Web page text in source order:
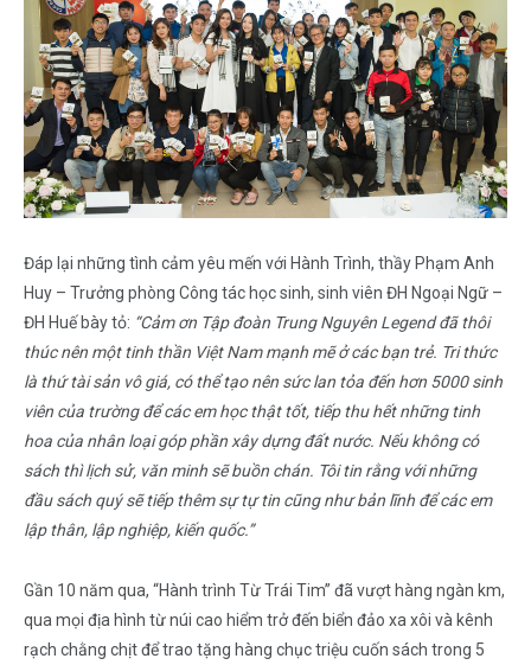
Đáp lại những tình cảm yêu mến với Hành Trình, thầy Phạm Anh
Huy – Trưởng phòng Công tác học sinh, sinh viên ĐH Ngoại Ngữ –
ĐH Huế bày tỏ: “Cảm ơn Tập đoàn Trung Nguyên Legend đã thôi
thúc nên một tinh thần Việt Nam mạnh mẽ ở các bạn trẻ. Tri thức
là thứ tài sản vô giá, có thể tạo nên sức lan tỏa đến hơn 5000 sinh
viên của trường để các em học thật tốt, tiếp thu hết những tinh
hoa của nhân loại góp phần xây dựng đất nước. Nếu không có
sách thì lịch sử, văn minh sẽ buồn chán. Tôi tin rằng với những
đầu sách quý sẽ tiếp thêm sự tự tin cũng như bản lĩnh để các em
lập thân, lập nghiệp, kiến quốc.”
Gần 10 năm qua, “Hành trình Từ Trái Tim” đã vượt hàng ngàn km,
qua mọi địa hình từ núi cao hiểm trở đến biển đảo xa xôi và kênh
rạch chằng chịt để trao tặng hàng chục triệu cuốn sách trong 5